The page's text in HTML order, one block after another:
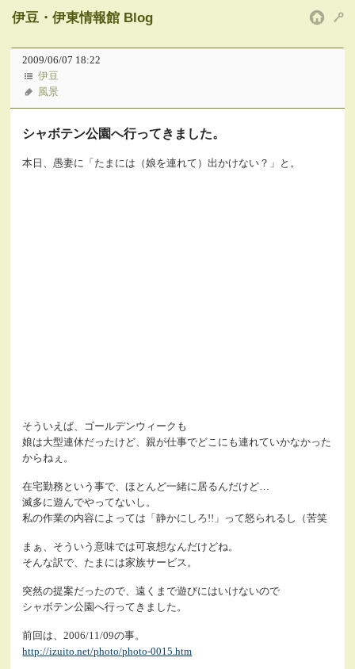
伊豆・伊東情報館 Blog
2009/06/07 18:22
伊豆
風景
シャボテン公園へ行ってきました。
本日、愚妻に「たまには（娘を連れて）出かけない？」と。
そういえば、ゴールデンウィークも
娘は大型連休だったけど、親が仕事でどこにも連れていかなかった
からねぇ。
在宅勤務という事で、ほとんど一緒に居るんだけど…
滅多に遊んでやってないし。
私の作業の内容によっては「静かにしろ!!」って怒られるし（苦笑
まぁ、そういう意味では可哀想なんだけどね。
そんな訳で、たまには家族サービス。
突然の提案だったので、遠くまで遊びにはいけないので
シャボテン公園へ行ってきました。
前回は、2006/11/09の事。
http://izuito.net/photo/photo-0015.htm